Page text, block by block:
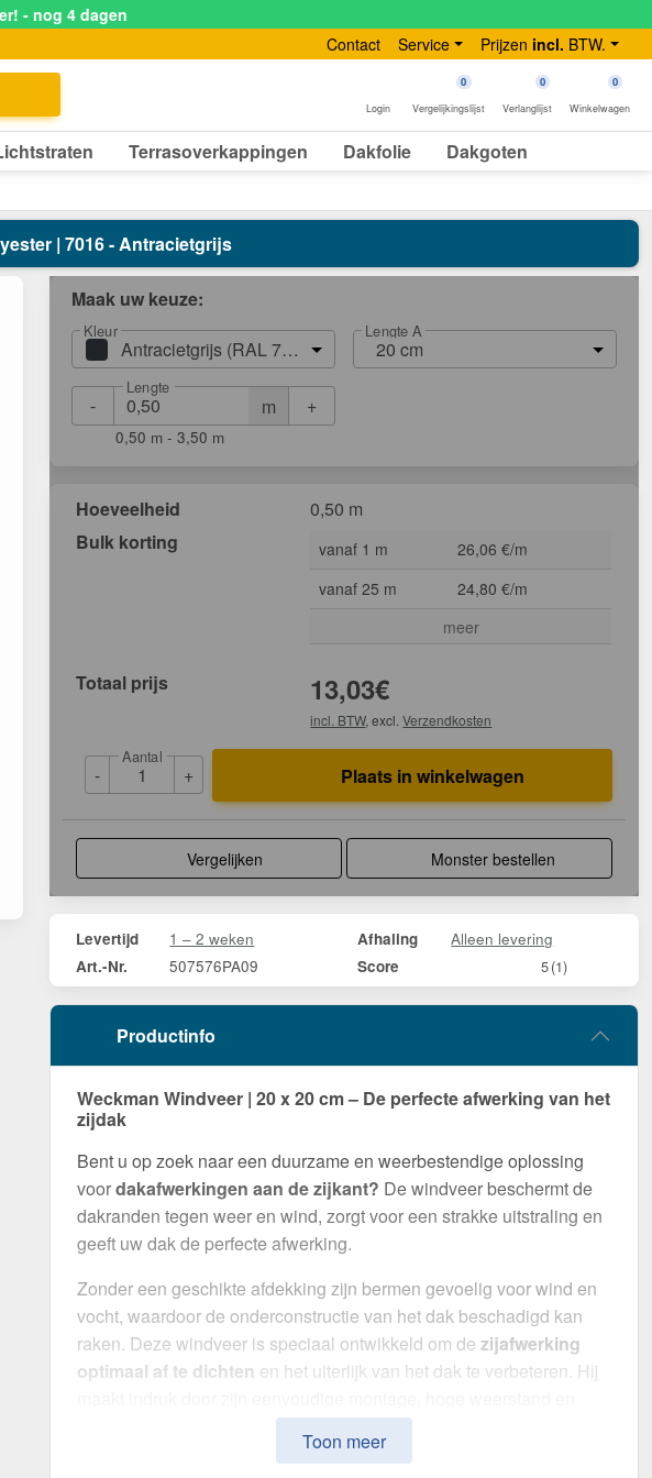
- nog 4 dagen
Contact Service Prijzen incl. BTW.
Login
0
Vergelijkingslijst
0
Verlanglijst
0
Winkelwagen
Terrasoverkappingen Dakfolie Dakgoten
| 7016 - Antracietgrijs
Maak uw keuze:
Kleur
Antracietgrijs (RAL 7016)
Lengte A
20 cm
- m
Lengte
+
0,50 m - 3,50 m
Hoeveelheid
0,50 m
Bulk korting
vanaf 1 m
26,06 €/m
vanaf 25 m
24,80 €/m
meer
Totaal prijs 13,03€
incl. BTW, excl.Verzendkosten
-
Aantal
+ Plaats in winkelwagen
Vergelijken Monster bestellen
Levertijd 1 – 2 weken Afhaling Alleen levering
Art.-Nr. 507576PA09 Score 5(1)
Productinfo
Weckman Windveer | 20 x 20 cm – De perfecte afwerking van het
zijdak
Bent u op zoek naar een duurzame en weerbestendige oplossing
voordakafwerkingen aan de zijkant? De windveer beschermt de
dakranden tegen weer en wind, zorgt voor een strakke uitstraling en
geeft uw dak de perfecte afwerking.
Zonder een geschikte afdekking zijn bermen gevoelig voor wind en
vocht, waardoor de onderconstructie van het dak beschadigd kan
raken. Deze windveer is speciaal ontwikkeld om de zijafwerking
optimaal af te dichten en het uiterlijk van het dak te verbeteren. Hij
met eenmateriaaldikte van 0,75 mm
Toon meer